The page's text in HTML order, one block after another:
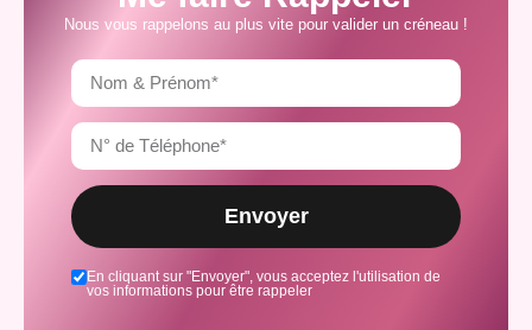
Nous vous rappelons au plus vite pour valider un créneau !
En cliquant sur "Envoyer", vous acceptez l'utilisation de
vos informations pour être rappeler
Envoyer